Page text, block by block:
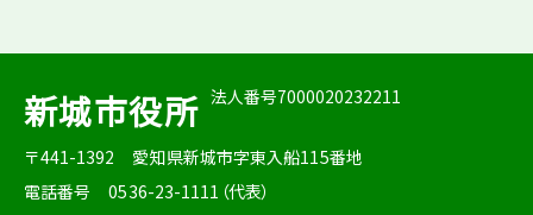
新城市役所 法人番号7000020232211
〒441-1392
愛知県新城市字東入船115番地
電話番号
0536-23-1111（代表）